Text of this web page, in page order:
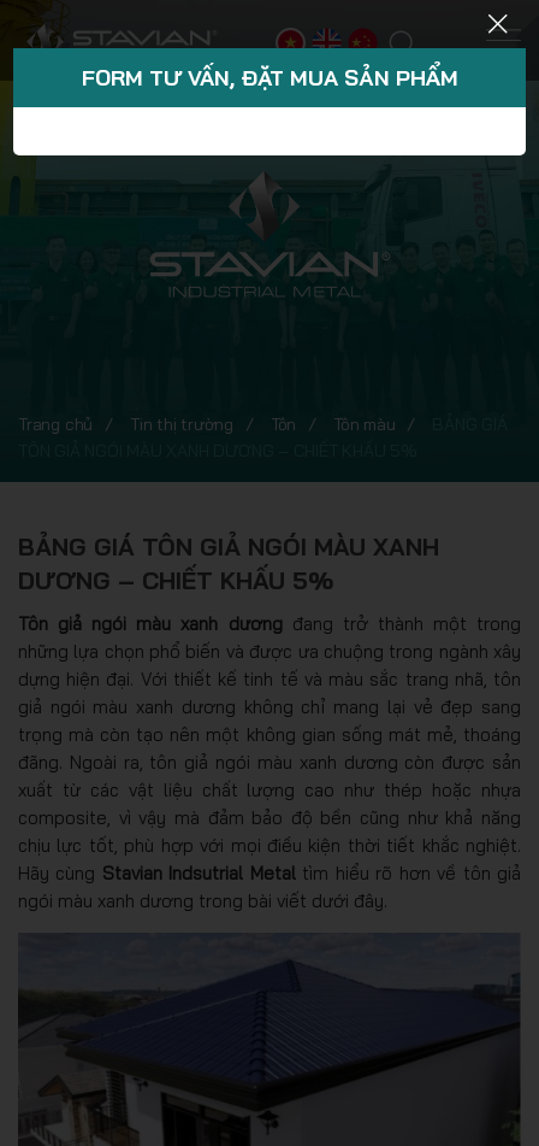
Trang chủ Tin thị trường Tôn Tôn màu
BẢNG GIÁ TÔN GIẢ NGÓI MÀU XANH
DƯƠNG – CHIẾT KHẤU 5%
Tôn giả ngói màu xanh dươngđang trở thành một trong
những lựa chọn phổ biến và được ưa chuộng trong ngành xây
dựng hiện đại. Với thiết kế tinh tế và màu sắc trang nhã, tôn
giả ngói màu xanh dương không chỉ mang lại vẻ đẹp sang
trọng mà còn tạo nên một không gian sống mát mẻ, thoáng
đãng. Ngoài ra, tôn giả ngói màu xanh dương còn được sản
xuất từ các vật liệu chất lượng cao như thép hoặc nhựa
composite, vì vậy mà đảm bảo độ bền cũng như khả năng
chịu lực tốt, phù hợp với mọi điều kiện thời tiết khắc nghiệt.
Hãy cùng Stavian Indsutrial Metaltìm hiểu rõ hơn về tôn giả
ngói màu xanh dương trong bài viết dưới đây.
FORM TƯ VẤN, ĐẶT MUA SẢN PHẨM